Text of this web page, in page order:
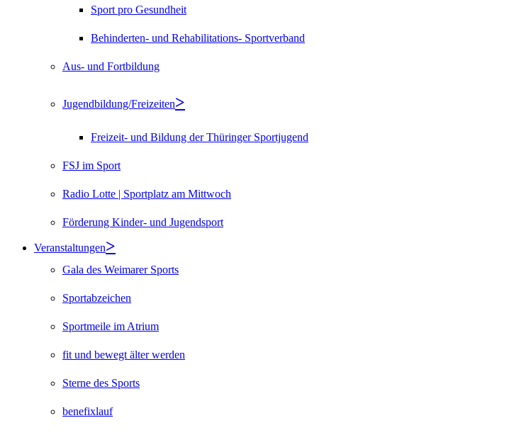
Sport pro Gesundheit
Behinderten- und Rehabilitations- Sportverband
Aus- und Fortbildung
Jugendbildung/Freizeiten
Freizeit- und Bildung der Thüringer Sportjugend
FSJ im Sport
Radio Lotte | Sportplatz am Mittwoch
Förderung Kinder- und Jugendsport
Veranstaltungen
Gala des Weimarer Sports
Sportabzeichen
Sportmeile im Atrium
fit und bewegt älter werden
Sterne des Sports
benefixlauf